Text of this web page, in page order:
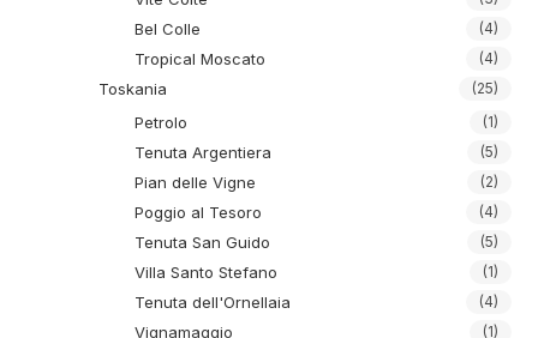
Bel Colle (4)
Tropical Moscato (4)
Toskania (25)
Petrolo (1)
Tenuta Argentiera (5)
Pian delle Vigne (2)
Poggio al Tesoro (4)
Tenuta San Guido (5)
Villa Santo Stefano (1)
Tenuta dell'Ornellaia (4)
Vignamaggio (1)